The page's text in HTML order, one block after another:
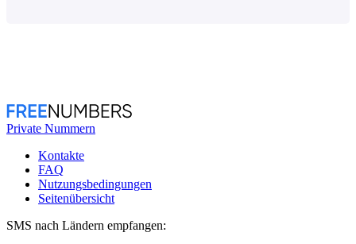
Private Nummern
Kontakte
FAQ
Nutzungsbedingungen
Seitenübersicht
SMS nach Ländern empfangen: